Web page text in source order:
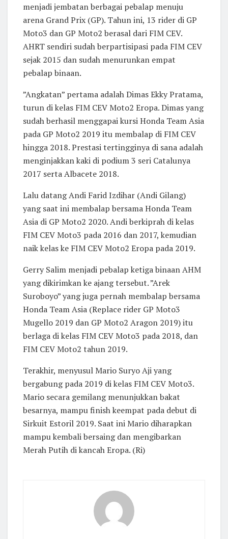
menjadi jembatan berbagai pebalap menuju
arena Grand Prix (GP). Tahun ini, 13 rider di GP
Moto3 dan GP Moto2 berasal dari FIM CEV.
AHRT sendiri sudah berpartisipasi pada FIM CEV
sejak 2015 dan sudah menurunkan empat
pebalap binaan.
”Angkatan” pertama adalah Dimas Ekky Pratama,
turun di kelas FIM CEV Moto2 Eropa. Dimas yang
sudah berhasil menggapai kursi Honda Team Asia
pada GP Moto2 2019 itu membalap di FIM CEV
hingga 2018. Prestasi tertingginya di sana adalah
menginjakkan kaki di podium 3 seri Catalunya
2017 serta Albacete 2018.
Lalu datang Andi Farid Izdihar (Andi Gilang)
yang saat ini membalap bersama Honda Team
Asia di GP Moto2 2020. Andi berkiprah di kelas
FIM CEV Moto3 pada 2016 dan 2017, kemudian
naik kelas ke FIM CEV Moto2 Eropa pada 2019.
Gerry Salim menjadi pebalap ketiga binaan AHM
yang dikirimkan ke ajang tersebut. ”Arek
Suroboyo” yang juga pernah membalap bersama
Honda Team Asia (Replace rider GP Moto3
Mugello 2019 dan GP Moto2 Aragon 2019) itu
berlaga di kelas FIM CEV Moto3 pada 2018, dan
FIM CEV Moto2 tahun 2019.
Terakhir, menyusul Mario Suryo Aji yang
bergabung pada 2019 di kelas FIM CEV Moto3.
Mario secara gemilang menunjukkan bakat
besarnya, mampu finish keempat pada debut di
Sirkuit Estoril 2019. Saat ini Mario diharapkan
mampu kembali bersaing dan mengibarkan
Merah Putih di kancah Eropa. (Ri)